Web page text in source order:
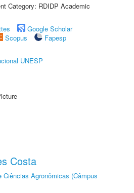
Category: RDIDP Academic
Google Scholar
Scopus
Fapesp
UNESP
Costa
Ciências Agronômicas (Câmpus